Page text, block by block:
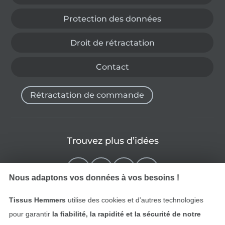
Protection des données
Droit de rétractation
Contact
Rétractation de commande
Trouvez plus d’idées
Nous adaptons vos données à vos besoins !
Tissus Hemmers utilise des cookies et d’autres technologies
pour garantir la fiabilité, la rapidité et la sécurité de notre